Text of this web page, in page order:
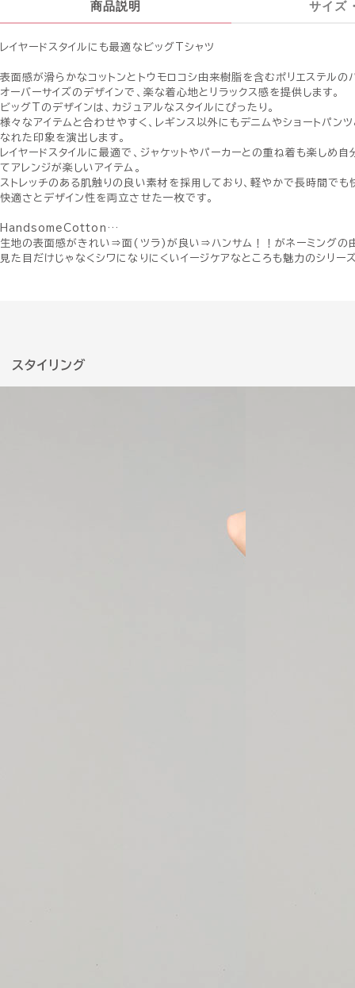
商品説明 サイズ
レイヤードスタイルにも最適なビッグTシャツ
表面感が滑らかなコットンとトウモロコシ由来樹脂を含むポリエステルの
オーバーサイズのデザインで、楽な着心地とリラックス感を提供します。
ビッグTのデザインは、カジュアルなスタイルにぴったり。
様々なアイテムと合わせやすく、レギンス以外にもデニムやショートパン
なれた印象を演出します。
レイヤードスタイルに最適で、ジャケットやパーカーとの重ね着も楽しめ
てアレンジが楽しいアイテム。
ストレッチのある肌触りの良い素材を採用しており、軽やかで長時間でも
快適さとデザイン性を両立させた一枚です。
HandsomeCotton…
生地の表面感がきれい⇒面(ツラ)が良い⇒ハンサム！！がネーミングの
見た目だけじゃなくシワになりにくいイージケアなところも魅力のシリー
スタイリング